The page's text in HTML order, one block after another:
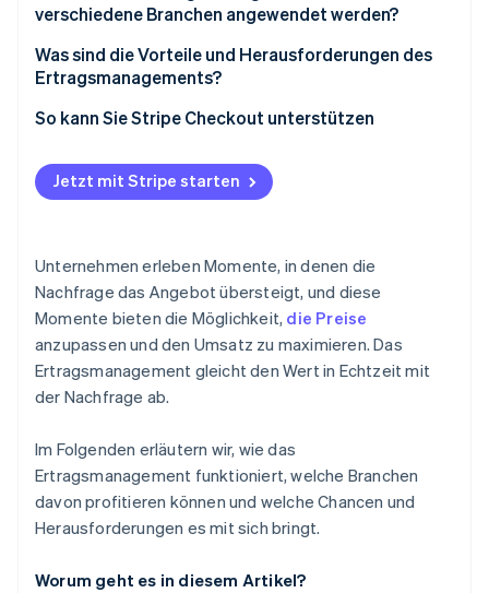
Prognosen und Saisonplanung
Kundensegmentierung
Bestandskontrolle
verschiedene Branchen angewendet werden?
Fluggesellschaften
Hotels und Gastgewerbe
Veranstaltungen und Ticketkauf
Software und Abonnements
Was sind die Vorteile und Herausforderungen des
Ertragsmanagements?
Vorteile
Herausforderungen
So kann Sie Stripe Checkout unterstützen
Jetzt mit Stripe starten
Unternehmen erleben Momente, in denen die
Nachfrage das Angebot übersteigt, und diese
Momente bieten die Möglichkeit, die Preise
anzupassen und den Umsatz zu maximieren. Das
Ertragsmanagement gleicht den Wert in Echtzeit mit
der Nachfrage ab.
Im Folgenden erläutern wir, wie das
Ertragsmanagement funktioniert, welche Branchen
davon profitieren können und welche Chancen und
Herausforderungen es mit sich bringt.
Worum geht es in diesem Artikel?